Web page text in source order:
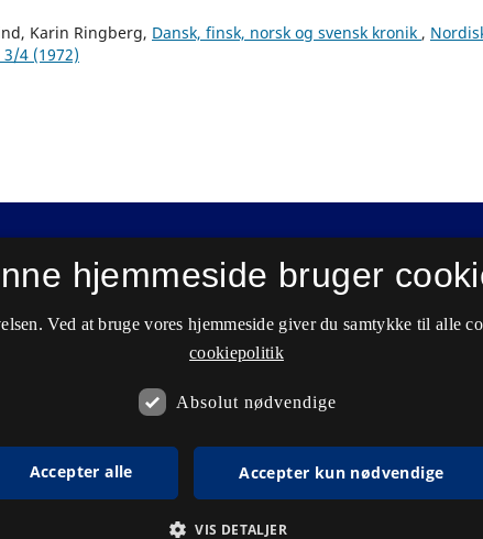
Karin Ringberg, Dansk, finsk, norsk og svensk kronik ,
4 (1972)
hjemmeside bruger
Ved at bruge vores hjemmeside giver du samtykke til alle
cookiepolitik
Absolut nødvendige
Accepter alle Accepter kun nødvendige
VIS DETALJER